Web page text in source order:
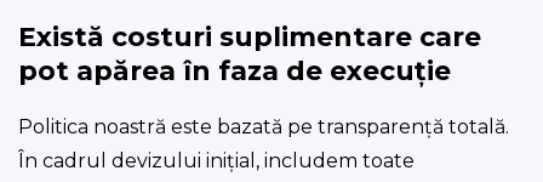
Există costuri suplimentare care
pot apărea în faza de execuție
Politica noastră este bazată pe transparență totală.
În cadrul devizului inițial, includem toate